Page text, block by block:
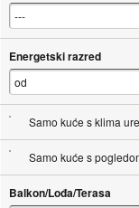
Energetski razred
Samo kuće s klima
Samo kuće s
Balkon/Lođa/Terasa